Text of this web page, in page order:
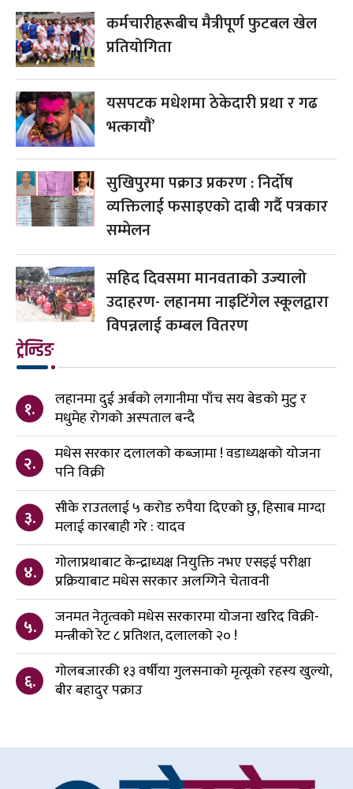
कर्मचारीहरूबीच मैत्रीपूर्ण फुटबल खेल
प्रतियोगिता
यसपटक मधेशमा ठेकेदारी प्रथा र गढ
भत्कायौं’
सुखिपुरमा पक्राउ प्रकरण : निर्दोष
व्यक्तिलाई फसाइएको दाबी गर्दै पत्रकार
सम्मेलन
सहिद दिवसमा मानवताको उज्यालो
उदाहरण- लहानमा नाइटिंगेल स्कूलद्वारा
विपन्नलाई कम्बल वितरण
ट्रेन्डिङ
१.
लहानमा दुई अर्बको लगानीमा पाँच सय बेडको मुटु र
मधुमेह रोगको अस्पताल बन्दै
२.
मधेस सरकार दलालको कब्जामा ! वडाध्यक्षको योजना
पनि विक्री
३.
सीके राउतलाई ५ करोड रुपैया दिएको छु, हिसाब माग्दा
मलाई कारबाही गरे : यादव
४.
गोलाप्रथाबाट केन्द्राध्यक्ष नियुक्ति नभए एसइई परीक्षा
प्रक्रियाबाट मधेस सरकार अलग्गिने चेतावनी
५.
जनमत नेतृत्वको मधेस सरकारमा योजना खरिद विक्री-
मन्त्रीको रेट ८ प्रतिशत, दलालको २० !
६.
गोलबजारकी १३ वर्षीया गुलसनाको मृत्यूको रहस्य खुल्यो,
बीर बहादुर पक्राउ